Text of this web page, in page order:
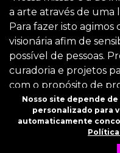
a arte através de uma
Para fazer isto
visionária afim de
possível de pessoas.
curadoria e projetos
com o propósito de
intelectual da
SIGA-NOS
Nosso site depende
personalizado para
automaticamente